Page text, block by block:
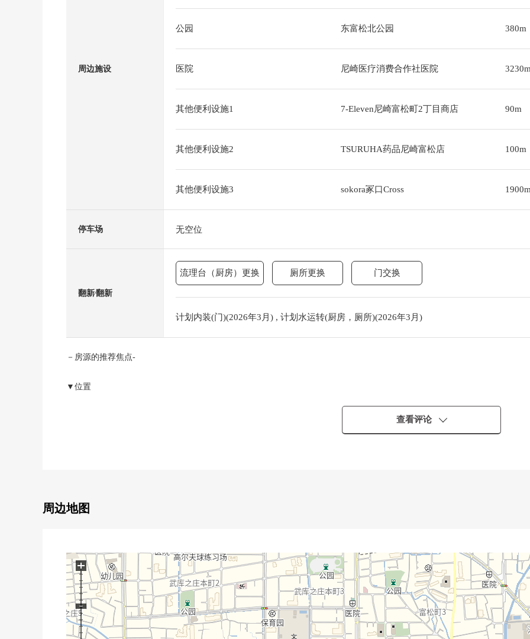
周边施设
公园 东富松北公园 380m
医院 尼崎医疗消费合作社医院
其他便利设施1 7-Eleven尼崎富松町2丁目商店 90m
其他便利设施2 TSURUHA药品尼崎富松店 100m
其他便利设施3 sokora冢口Cross
停车场 无空位
翻新⁄翻新
流理台（厨房）更换 厕所更换 门交换
计划内装(门)(2026年3月) , 计划水运转(厨房，厕所)(2026年3月)
－房源的推荐焦点-
▼位置
・用监视照相机设置支援日常的安心感
・有自行车停放处、摩托车场地，也便于日常的移动手段
■ 在找想要的家方面给予帮助的━━━━━・・・
房源的详细、需讨论是如有意向，请跟我们联系。
查看评论
周边地图
+